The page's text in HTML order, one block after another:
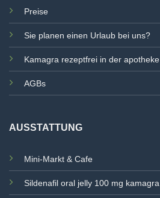
Preise
Sie planen einen Urlaub bei uns?
Kamagra rezeptfrei in der apotheke
AGBs
AUSSTATTUNG
Mini-Markt & Cafe
Sildenafil oral jelly 100 mg kamagra